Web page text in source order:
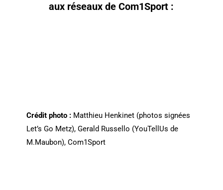
aux réseaux de Com1Sport :
Crédit photo :Matthieu Henkinet (photos signées
Let’s Go Metz), Gerald Russello (YouTellUs de
M.Maubon), Com1Sport